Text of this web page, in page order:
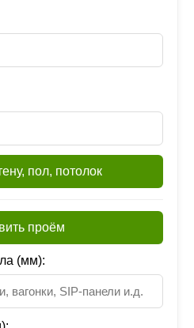
пол, потолок
проём
(мм):